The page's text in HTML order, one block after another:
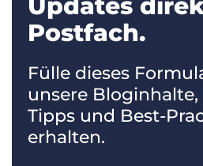
Updates
Postfach.
Fülle dieses
unsere
Tipps und Best-
erhalten.